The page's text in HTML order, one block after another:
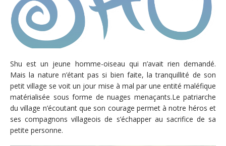
Shu est un jeune homme-oiseau qui n’avait rien demandé.
Mais la nature n’étant pas si bien faite, la tranquillité de son
petit village se voit un jour mise à mal par une entité maléfique
matérialisée sous forme de nuages menaçants.Le patriarche
du village n’écoutant que son courage permet à notre héros et
ses compagnons villageois de s’échapper au sacrifice de sa
petite personne.